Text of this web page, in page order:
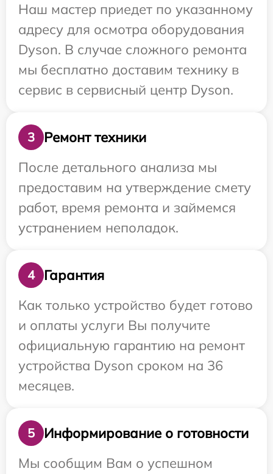
Наш мастер приедет по указанному
адресу для осмотра оборудования
Dyson. В случае сложного ремонта
мы бесплатно доставим технику в
сервис в сервисный центр Dyson.
3
Ремонт техники
После детального анализа мы
предоставим на утверждение смету
работ, время ремонта и займемся
устранением неполадок.
4
Гарантия
Как только устройство будет готово
и оплаты услуги Вы получите
официальную гарантию на ремонт
устройства Dyson сроком на 36
месяцев.
5
Информирование о готовности
Мы сообщим Вам о успешном